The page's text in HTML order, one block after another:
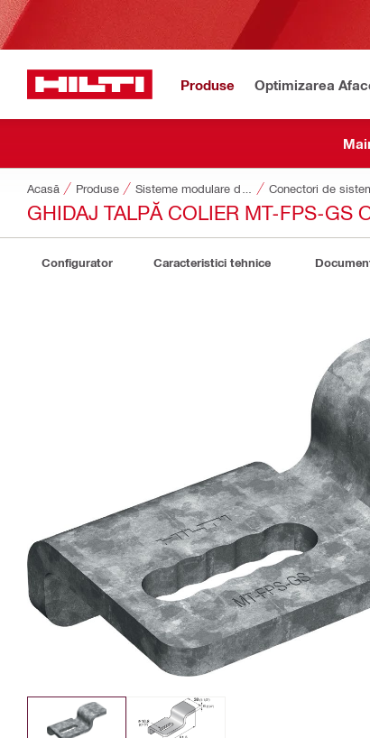
Produse Optimizarea
Acasă Produse Conectori de
GHIDAJ TALPĂ COLIER MT-FPS-GS
Configurator Caracteristici tehnice